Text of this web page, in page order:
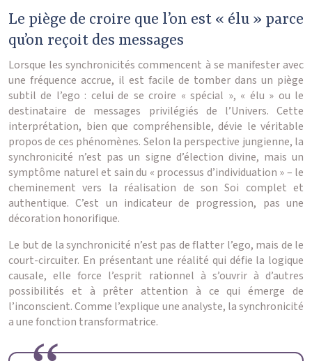
Le piège de croire que l’on est « élu » parce
qu’on reçoit des messages
Lorsque les synchronicités commencent à se manifester avec
une fréquence accrue, il est facile de tomber dans un piège
subtil de l’ego : celui de se croire « spécial », « élu » ou le
destinataire de messages privilégiés de l’Univers. Cette
interprétation, bien que compréhensible, dévie le véritable
propos de ces phénomènes. Selon la perspective jungienne, la
synchronicité n’est pas un signe d’élection divine, mais un
symptôme naturel et sain du « processus d’individuation » – le
cheminement vers la réalisation de son Soi complet et
authentique. C’est un indicateur de progression, pas une
décoration honorifique.
Le but de la synchronicité n’est pas de flatter l’ego, mais de le
court-circuiter. En présentant une réalité qui défie la logique
causale, elle force l’esprit rationnel à s’ouvrir à d’autres
possibilités et à prêter attention à ce qui émerge de
l’inconscient. Comme l’explique une analyste, la synchronicité
a une fonction transformatrice.